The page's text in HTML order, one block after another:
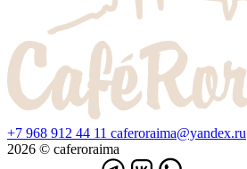
+7 968 912 44 11 caferoraima@yandex.ru
2026 © caferoraima